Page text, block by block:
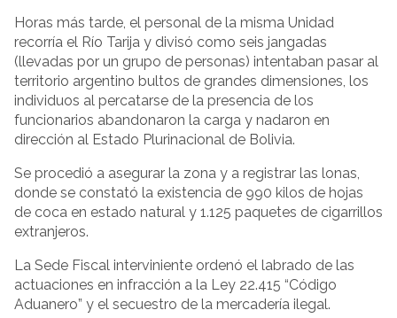
Horas más tarde, el personal de la misma Unidad
recorría el Río Tarija y divisó como seis jangadas
(llevadas por un grupo de personas) intentaban pasar al
territorio argentino bultos de grandes dimensiones, los
individuos al percatarse de la presencia de los
funcionarios abandonaron la carga y nadaron en
dirección al Estado Plurinacional de Bolivia.
Se procedió a asegurar la zona y a registrar las lonas,
donde se constató la existencia de 990 kilos de hojas
de coca en estado natural y 1.125 paquetes de cigarrillos
extranjeros.
La Sede Fiscal interviniente ordenó el labrado de las
actuaciones en infracción a la Ley 22.415 “Código
Aduanero” y el secuestro de la mercadería ilegal.